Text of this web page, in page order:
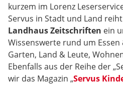
kurzem im Lorenz
Servus in Stadt und Land
Landhaus Zeitschriften ein
Wissenswerte rund um
Garten, Land & Leute,
Ebenfalls aus der Reihe der
wir das Magazin „Servus